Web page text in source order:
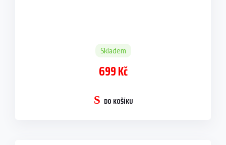
Skladem
699 Kč
DO KOŠÍKU